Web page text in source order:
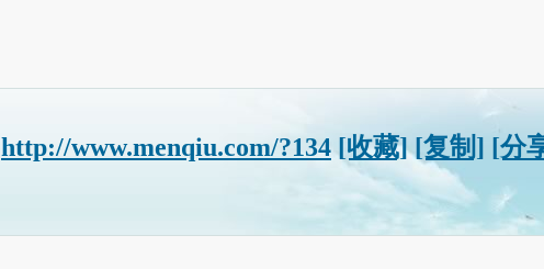
http://www.menqiu.com/?134 [收藏] [复制] [分